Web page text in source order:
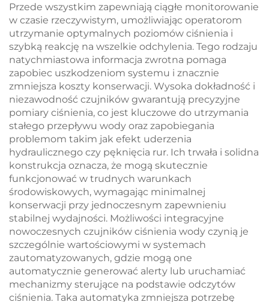
Przede wszystkim zapewniają ciągłe monitorowanie
w czasie rzeczywistym, umożliwiając operatorom
utrzymanie optymalnych poziomów ciśnienia i
szybką reakcję na wszelkie odchylenia. Tego rodzaju
natychmiastowa informacja zwrotna pomaga
zapobiec uszkodzeniom systemu i znacznie
zmniejsza koszty konserwacji. Wysoka dokładność i
niezawodność czujników gwarantują precyzyjne
pomiary ciśnienia, co jest kluczowe do utrzymania
stałego przepływu wody oraz zapobiegania
problemom takim jak efekt uderzenia
hydraulicznego czy pęknięcia rur. Ich trwała i solidna
konstrukcja oznacza, że mogą skutecznie
funkcjonować w trudnych warunkach
środowiskowych, wymagając minimalnej
konserwacji przy jednoczesnym zapewnieniu
stabilnej wydajności. Możliwości integracyjne
nowoczesnych czujników ciśnienia wody czynią je
szczególnie wartościowymi w systemach
zautomatyzowanych, gdzie mogą one
automatycznie generować alerty lub uruchamiać
mechanizmy sterujące na podstawie odczytów
ciśnienia. Taka automatyka zmniejsza potrzebę